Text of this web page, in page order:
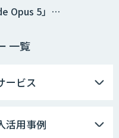
Opus 5」…
一覧
ービス
活用事例